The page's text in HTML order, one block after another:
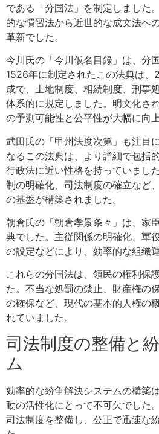
である「分国法」を制定しました
的な慣習法から近世的な成文法へ
革新でした。
今川氏の「今川仮名目録」は、分
1526年に制定されたこの法典は、
成で、土地制度、相続制度、刑事
体系的に規定しました。明文化さ
の予測可能性と公平性が大幅に向
武田氏の「甲州法度次第」も注目
なるこの法典は、より詳細で包括
行政法に近い性格を持っていまし
制の明確化、司法制度の確立など
の基盤が構築されました。
朝倉氏の「朝倉孝景条々」は、家
典でした。主従関係の明確化、軍
の設定などにより、効率的な組織
これらの分国法は、領民の権利保
た。不当な処罰の禁止、財産権の
の確保など、現代の基本的人権の
れていました。
司法制度の整備と
ム
効率的な紛争解決システムの構築
動の活性化にとって不可欠でした
司法制度を整備し、公正で迅速な